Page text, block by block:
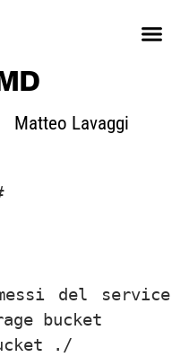
Matteo Lavaggi
del service
bucket
./